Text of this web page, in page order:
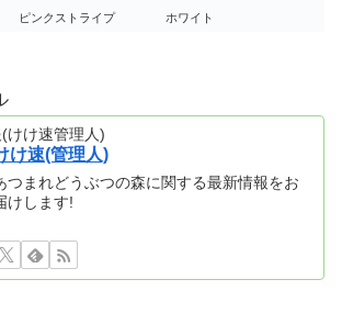
ピンクストライプ ホワイト
けけ速管理人)
け速(管理人)
つまれどうぶつの森に関する最新情報をお
けします!